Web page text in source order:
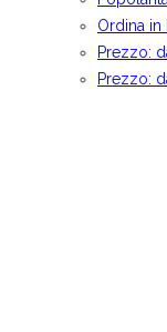
Ordina
Prezzo:
Prezzo: